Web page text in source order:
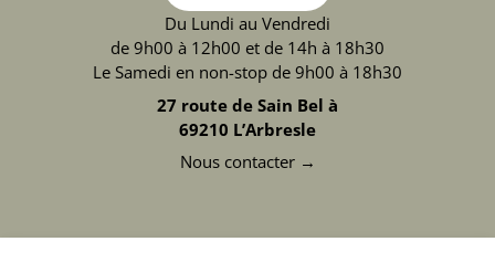
Du Lundi au Vendredi
de 9h00 à 12h00 et de 14h à 18h30
Le Samedi en non-stop de 9h00 à 18h30
27 route de Sain Bel à
69210 L’Arbresle
Nous contacter →